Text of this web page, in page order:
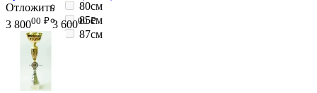
80см
85см
87см
Отложить
3 80000 ₽ 3 60000 ₽